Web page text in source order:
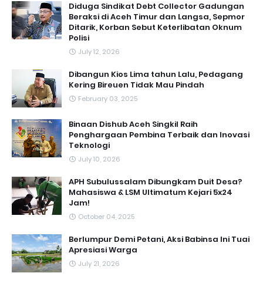
Diduga Sindikat Debt Collector Gadungan
Beraksi di Aceh Timur dan Langsa, Sepmor
Ditarik, Korban Sebut Keterlibatan Oknum
Polisi
July 12, 2026
Dibangun Kios Lima tahun Lalu, Pedagang
Kering Bireuen Tidak Mau Pindah
February 03, 2025
Binaan Dishub Aceh Singkil Raih
Penghargaan Pembina Terbaik dan Inovasi
Teknologi
July 10, 2026
APH Subulussalam Dibungkam Duit Desa?
Mahasiswa & LSM Ultimatum Kejari 5x24
Jam!
October 04, 2025
Berlumpur Demi Petani, Aksi Babinsa Ini Tuai
Apresiasi Warga
July 21, 2026